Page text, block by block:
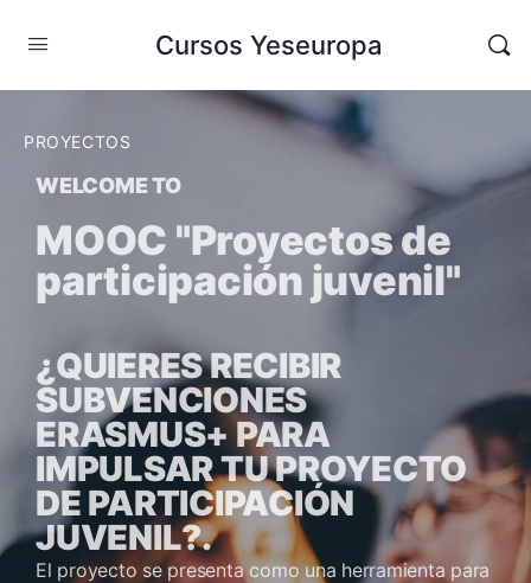
Cursos Yeseuropa
PROYECTOS
WELCOME TO
MOOC "Proyectos de
participación juvenil"
¿QUIERES RECIBIR
SUBVENCIONES
ERASMUS+ PARA
IMPULSAR TU PROYECTO
DE PARTICIPACIÓN
JUVENIL?.
El proyecto se presenta como una herramienta para